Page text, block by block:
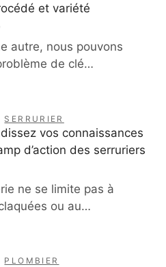
et variété
autre, nous pouvons
de clé…
SERRURIER
vos connaissances
d’action des serruriers
ne se limite pas à
ou au…
PLOMBIER